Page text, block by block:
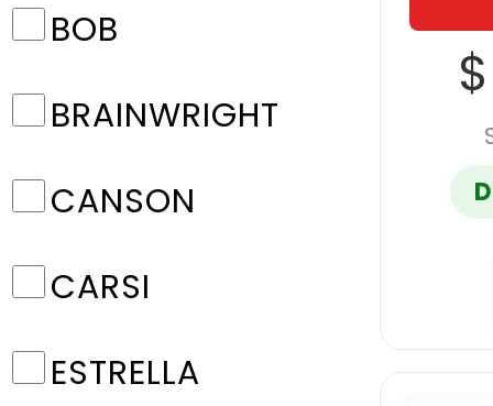
BOB
BRAINWRIGHT
CANSON
CARSI
ESTRELLA